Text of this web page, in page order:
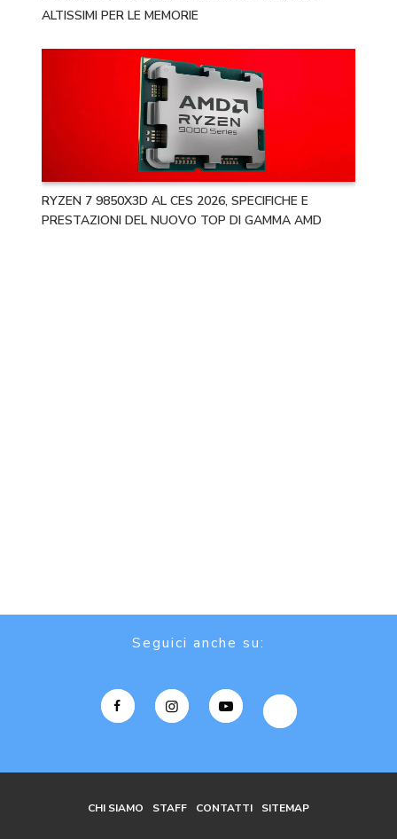
ALTISSIMI PER LE MEMORIE
RYZEN 7 9850X3D AL CES 2026, SPECIFICHE E
PRESTAZIONI DEL NUOVO TOP DI GAMMA AMD
Seguici anche su:
CHI SIAMO STAFF CONTATTI SITEMAP